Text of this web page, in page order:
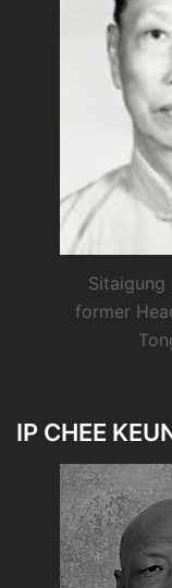
Sitaigung
former
IP CHEE